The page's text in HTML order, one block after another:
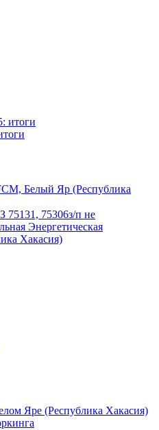
Белый Яр (Республика
75131, 75306з/п не
Энергетическая
Хакасия)
Яре (Республика Хакасия)